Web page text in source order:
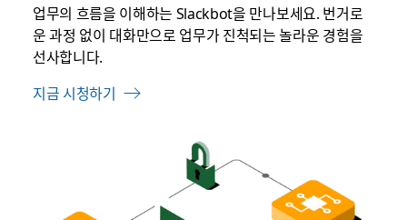
업무의 흐름을 이해하는 Slackbot을 만나보세요. 번거로
운 과정 없이 대화만으로 업무가 진척되는 놀라운 경험을
선사합니다.
지금 시청하기